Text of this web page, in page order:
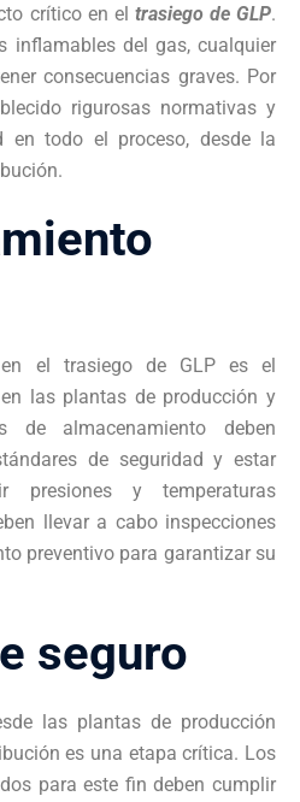
crítico en el trasiego de GLP.
inflamables del gas, cualquier
consecuencias graves. Por
rigurosas normativas y
en todo el proceso, desde la
el trasiego de GLP es el
las plantas de producción y
de almacenamiento deben
de seguridad y estar
presiones y temperaturas
llevar a cabo inspecciones
preventivo para garantizar su
seguro
las plantas de producción
es una etapa crítica. Los
para este fin deben cumplir